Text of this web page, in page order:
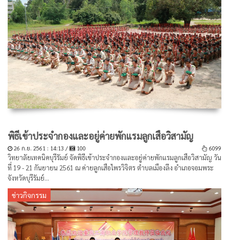
พิธีเข้าประจำกองและอยู่ค่ายพักแรมลูกเสือวิสามัญ
26 ก.ย. 2561 : 14:13 / 100 6099
วิทยาลัยเทคนิคบุรีรัมย์ จัดพิธีเข้าประจำกองและอยู่ค่ายพักแรมลูกเสือวิสามัญ วัน
ที่ 19 - 21 กันยายน 2561 ณ ค่ายลูกเสือไพรวิจิตร ตำบลเมืองลีง อำเภอจอมพระ
จังหวัดบุรีรัมย์...
ข่าวกิจกรรม